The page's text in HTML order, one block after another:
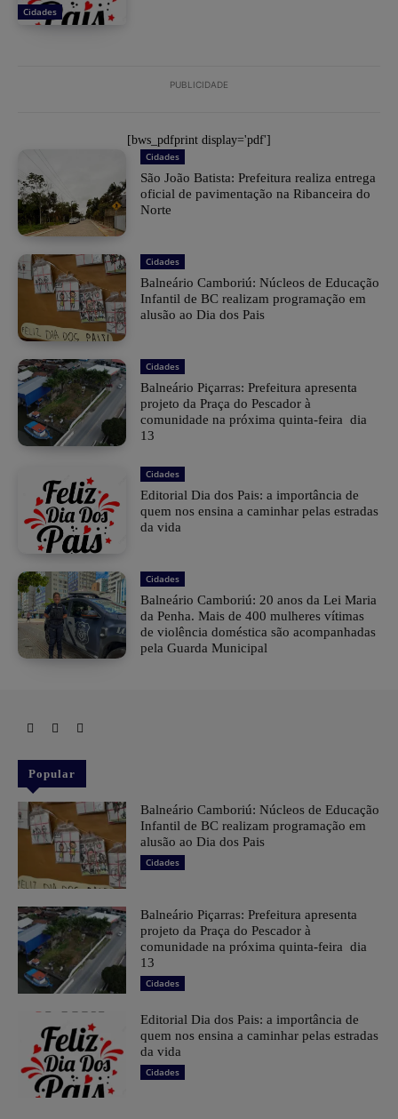
Cidades
PUBLICIDADE
[bws_pdfprint display='pdf']
Cidades
São João Batista: Prefeitura realiza entrega
oficial de pavimentação na Ribanceira do
Norte
Cidades
Balneário Camboriú: Núcleos de Educação
Infantil de BC realizam programação em
alusão ao Dia dos Pais
Cidades
Balneário Piçarras: Prefeitura apresenta
projeto da Praça do Pescador à
comunidade na próxima quinta-feira dia
13
Cidades
Editorial Dia dos Pais: a importância de
quem nos ensina a caminhar pelas estradas
da vida
Cidades
Balneário Camboriú: 20 anos da Lei Maria
da Penha. Mais de 400 mulheres vítimas
de violência doméstica são acompanhadas
pela Guarda Municipal
Popular
Balneário Camboriú: Núcleos de Educação
Infantil de BC realizam programação em
alusão ao Dia dos Pais
Cidades
Balneário Piçarras: Prefeitura apresenta
projeto da Praça do Pescador à
comunidade na próxima quinta-feira dia
13
Cidades
Editorial Dia dos Pais: a importância de
quem nos ensina a caminhar pelas estradas
da vida
Cidades